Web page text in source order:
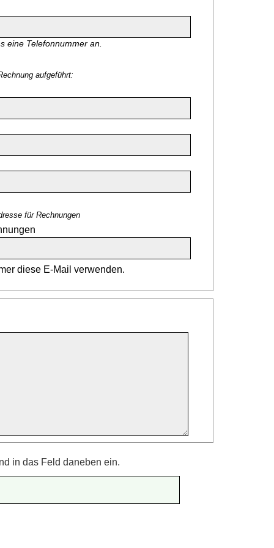
eine Telefonnummer an.
aufgeführt:
für Rechnungen
diese E-Mail verwenden.
in das Feld daneben ein.